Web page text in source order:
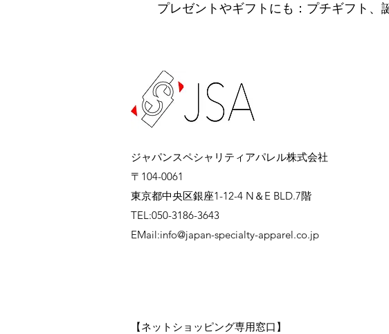
プレゼントやギフトにも：プチギフト、
ジャパンスペシャリティアパレル株式会社
〒104-0061
東京都中央区銀座1-12-4 N＆E BLD.7階
TEL:050-3186-3643
EMail:info@japan-specialty-apparel.co.jp
【ネットショッピング専用窓口】